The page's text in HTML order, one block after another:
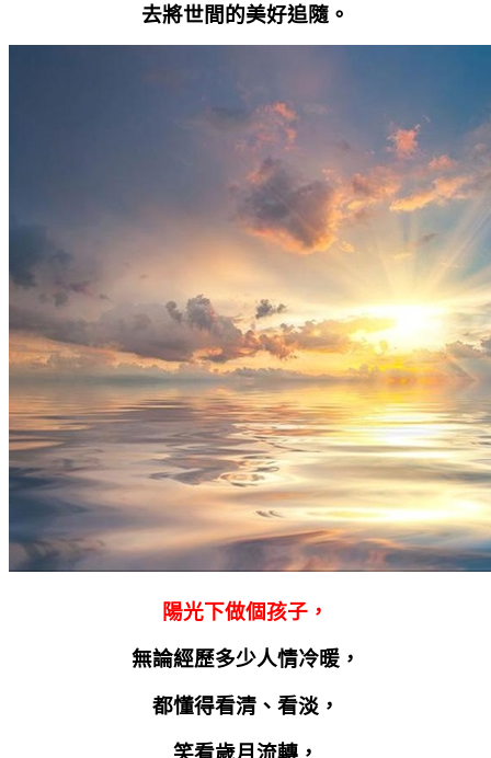
去將世間的美好追隨。
陽光下做個孩子，
無論經歷多少人情冷暖，
都懂得看清、看淡，
笑看歲月流轉，